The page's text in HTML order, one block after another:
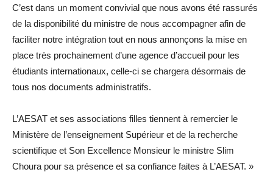
C’est dans un moment convivial que nous avons été rassurés
de la disponibilité du ministre de nous accompagner afin de
faciliter notre intégration tout en nous annonçons la mise en
place très prochainement d’une agence d’accueil pour les
étudiants internationaux, celle-ci se chargera désormais de
tous nos documents administratifs.
L’AESAT et ses associations filles tiennent à remercier le
Ministère de l’enseignement Supérieur et de la recherche
scientifique et Son Excellence Monsieur le ministre Slim
Choura pour sa présence et sa confiance faites à L’AESAT. »